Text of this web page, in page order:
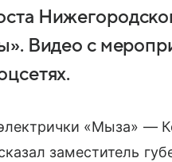
Видео с
«Мыза» —
заместитель